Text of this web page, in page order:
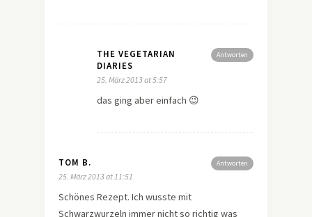
Antworten
THE VEGETARIAN
DIARIES
25. März 2013 at 5:57
das ging aber einfach 😉
Antworten
TOM B.
25. März 2013 at 11:51
Schönes Rezept. Ich wusste mit
Schwarzwurzeln immer nicht so richtig was